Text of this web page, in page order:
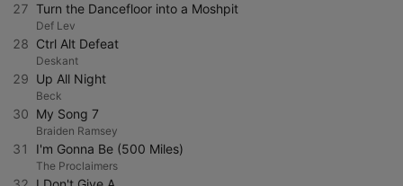
27 Turn the Dancefloor into a Moshpit
Def Lev
28 Ctrl Alt Defeat
Deskant
29 Up All Night
Beck
30 My Song 7
Braiden Ramsey
31 I'm Gonna Be (500 Miles)
The Proclaimers